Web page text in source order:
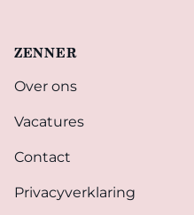
ZENNER
Over ons
Vacatures
Contact
Privacyverklaring